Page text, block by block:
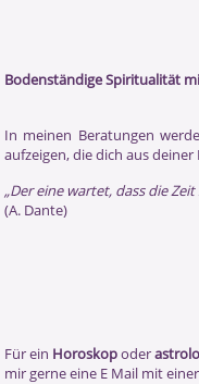
Bodenständige Spiritualität
In meinen Beratungen
aufzeigen, die dich aus
„Der eine wartet, dass die
(A. Dante)
Für ein Horoskopoder
mir gerne eine E Mail mit